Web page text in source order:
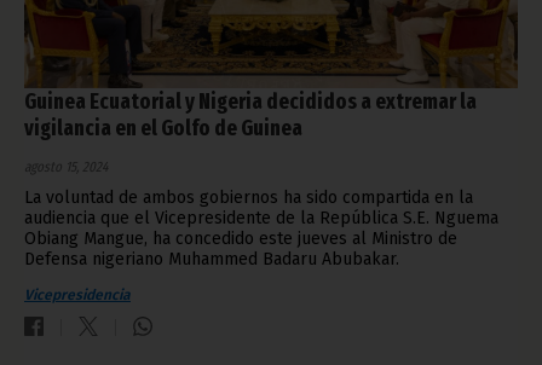
Guinea Ecuatorial y Nigeria decididos a extremar la
vigilancia en el Golfo de Guinea
agosto 15, 2024
La voluntad de ambos gobiernos ha sido compartida en la
audiencia que el Vicepresidente de la República S.E. Nguema
Obiang Mangue, ha concedido este jueves al Ministro de
Defensa nigeriano Muhammed Badaru Abubakar.
Vicepresidencia